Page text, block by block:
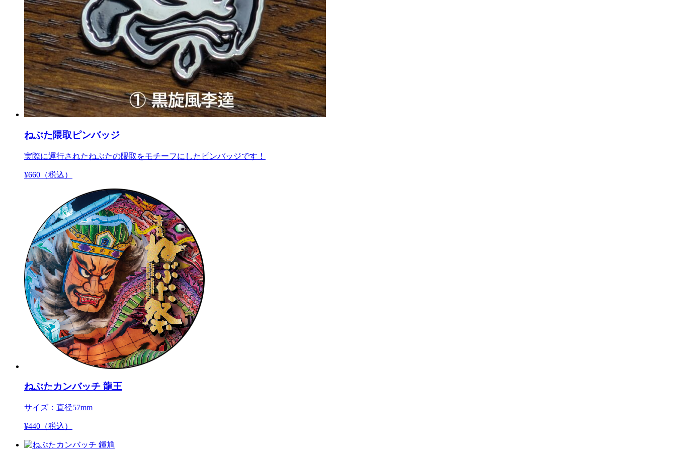
ねぶた隈取ピンバッジ
実際に運行されたねぶたの隈取をモチーフにしたピンバッジです！
¥660 （税込）
ねぶたカンバッチ 龍王
サイズ：直径57mm
¥440 （税込）